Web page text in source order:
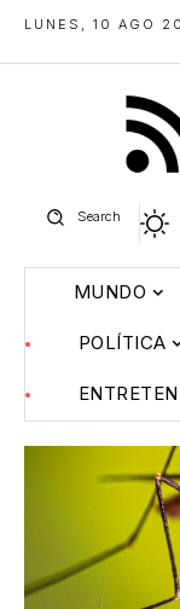
LUNES, 10 AGO
Search
MUNDO
POLÍTICA